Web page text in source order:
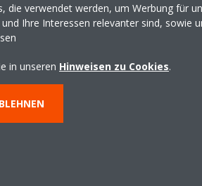
finden
die verwendet werden, um Werbung für
Ihre Interessen relevanter sind, sowie
in unseren Hinweisen zu Cookies.